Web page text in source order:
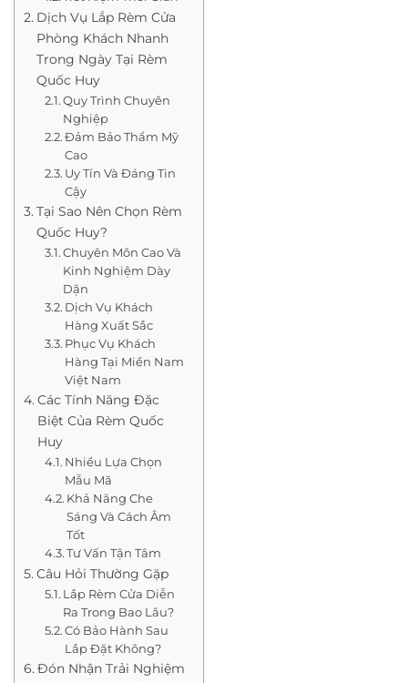
Dịch Vụ Lắp Rèm Cửa
Phòng Khách Nhanh
Trong Ngày Tại Rèm
Quốc Huy
Quy Trình Chuyên
Nghiệp
Đảm Bảo Thẩm Mỹ
Cao
Uy Tín Và Đáng Tin
Cậy
Tại Sao Nên Chọn Rèm
Quốc Huy?
Chuyên Môn Cao Và
Kinh Nghiệm Dày
Dặn
Dịch Vụ Khách
Hàng Xuất Sắc
Phục Vụ Khách
Hàng Tại Miền Nam
Việt Nam
Các Tính Năng Đặc
Biệt Của Rèm Quốc
Huy
Nhiều Lựa Chọn
Mẫu Mã
Khả Năng Che
Sáng Và Cách Âm
Tốt
Tư Vấn Tận Tâm
Câu Hỏi Thường Gặp
Lắp Rèm Cửa Diễn
Ra Trong Bao Lâu?
Có Bảo Hành Sau
Lắp Đặt Không?
Đón Nhận Trải Nghiệm